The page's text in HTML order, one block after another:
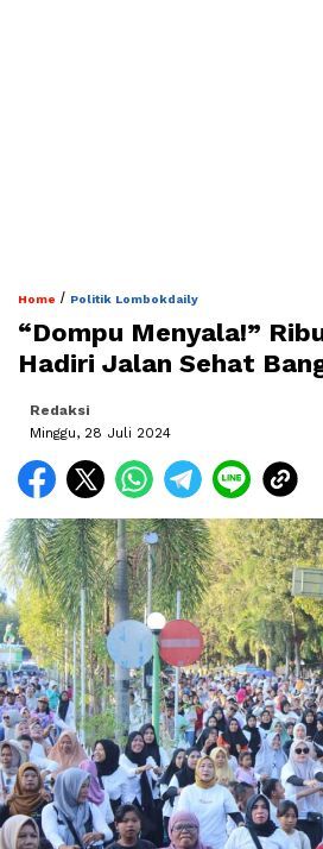
Home / Politik Lombokdaily
“Dompu Menyala!”
Hadiri Jalan Sehat
Redaksi
Minggu, 28 Juli 2024